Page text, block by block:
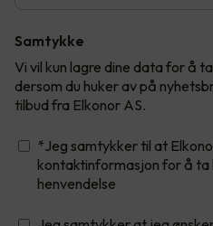
Samtykke
Vi vil kun lagre dine data for å
dersom du huker av på
tilbud fra Elkonor AS.
*Jeg samtykker til at
kontaktinformasjon for å ta
henvendelse